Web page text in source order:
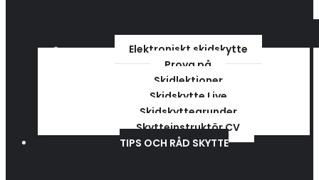
Elektroniskt skidskytte
Prova på
Skidlektioner
Skidskytte Live
Skidskyttegrunder
Skytteinstruktör CV
TIPS OCH RÅD SKYTTE